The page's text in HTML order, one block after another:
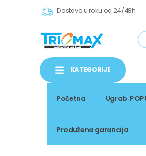
Dostava u roku od 24/48h
KATEGORIJE
Početna Ugrabi
Produžena garancija